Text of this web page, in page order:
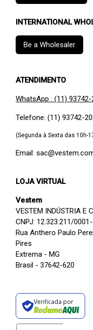
INTERNATIONAL
Be a Wholesaler
ATENDIMENTO
WhatsApp : (11) 93742-
Telefone: (11) 93742-
(Segunda à Sexta das 10h-
Email:
LOJA VIRTUAL
Vestem
VESTEM INDÚSTRIA E
CNPJ: 12.323.211/
Rua Anthero Paulo
Pires
Extrema - MG
Brasil - 37642-620
Verificada por